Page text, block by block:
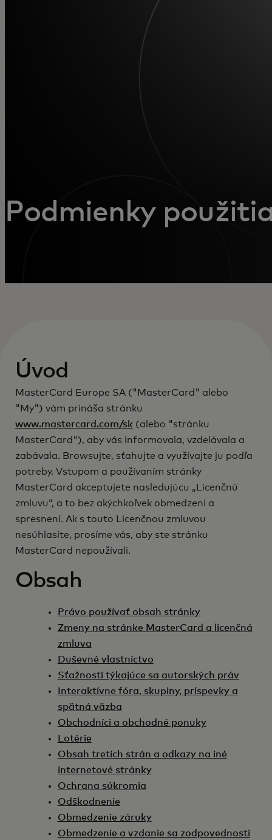
Podmienky
Úvod
MasterCard Europe SA ("MasterCard" alebo
"My") vám prináša stránku
www.mastercard.com/sk (alebo "stránku
MasterCard"), aby vás informovala, vzdelávala a
zabávala. Browsujte, sťahujte a využívajte ju podľa
potreby. Vstupom a používaním stránky
MasterCard akceptujete nasledujúcu „Licenčnú
zmluvu“, a to bez akýchkoľvek obmedzení a
spresnení. Ak s touto Licenčnou zmluvou
nesúhlasíte, prosíme vás, aby ste stránku
MasterCard nepoužívali.
Obsah
Právo používať obsah stránky
Zmeny na stránke MasterCard a licenčná
zmluva
Duševné vlastníctvo
Sťažnosti týkajúce sa autorských práv
Interaktívne fóra, skupiny, príspevky a
spätná väzba
Obchodníci a obchodné ponuky
Lotérie
Obsah tretích strán a odkazy na iné
internetové stránky
Ochrana súkromia
Odškodnenie
Obmedzenie záruky
Obmedzenie a vzdanie sa zodpovednosti